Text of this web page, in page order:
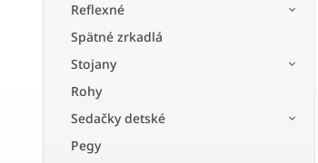
Reflexné
Spätné zrkadlá
Stojany
Rohy
Sedačky detské
Pegy